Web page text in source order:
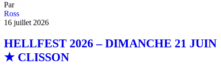
Par
Ross
16 juillet 2026
HELLFEST 2026 – DIMANCHE 21 JUIN
★ CLISSON